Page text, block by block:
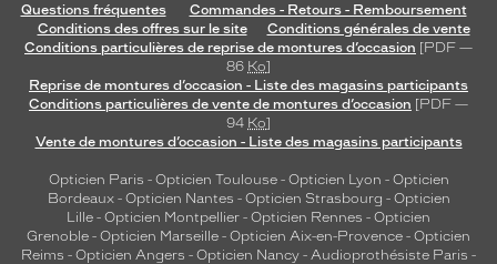
Questions fréquentes
Commandes - Retours - Remboursement
Conditions des offres sur le site
Conditions générales de vente
Conditions particulières de reprise de montures d’occasion [PDF —
86 Ko]
Reprise de montures d’occasion - Liste des magasins participants
Conditions particulières de vente de montures d’occasion [PDF —
94 Ko]
Vente de montures d’occasion - Liste des magasins participants
Opticien Paris - Opticien Toulouse- Opticien Lyon - Opticien
Bordeaux- Opticien Nantes - Opticien Strasbourg - Opticien
Lille - Opticien Montpellier - Opticien Rennes - Opticien
Grenoble - Opticien Marseille - Opticien Aix-en-Provence - Opticien
Reims - Opticien Angers - Opticien Nancy - Audioprothésiste Paris -